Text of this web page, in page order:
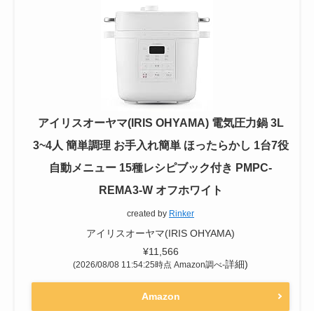
アイリスオーヤマ(IRIS OHYAMA) 電気圧力鍋 3L
3~4人 簡単調理 お手入れ簡単 ほったらかし 1台7役
自動メニュー 15種レシピブック付き PMPC-
REMA3-W オフホワイト
created by Rinker
アイリスオーヤマ(IRIS OHYAMA)
¥11,566
(2026/08/08 11:54:25時点 Amazon調べ-詳細)
Amazon